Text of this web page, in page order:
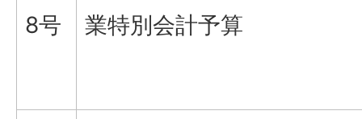
8号
業特別会計予算